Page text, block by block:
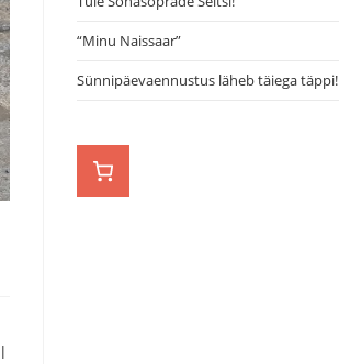
“Minu Naissaar”
Sünnipäevaennustus läheb täiega täppi!